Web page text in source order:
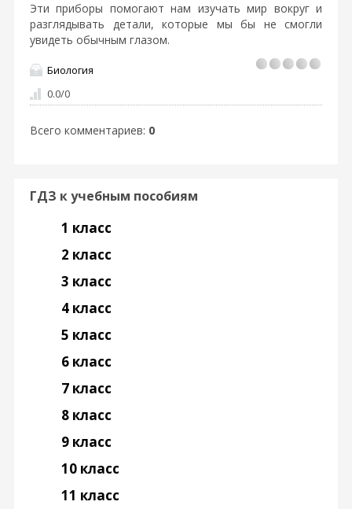
Эти приборы помогают нам изучать мир вокруг и
разглядывать детали, которые мы бы не смогли
увидеть обычным глазом.
Биология
0.0/0
Всего комментариев: 0
ГДЗ к учебным пособиям
1 класс
2 класс
3 класс
4 класс
5 класс
6 класс
7 класс
8 класс
9 класс
10 класс
11 класс